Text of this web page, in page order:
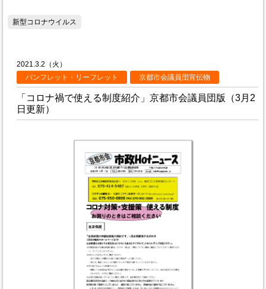
新型コロナウイルス
2021.3.2（火）
パンフレット・リーフレット
京都市会議員団宣伝物
「コロナ禍で使える制度紹介」京都市会議員団版（3月2
日更新）